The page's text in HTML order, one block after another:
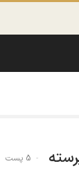
5 پست